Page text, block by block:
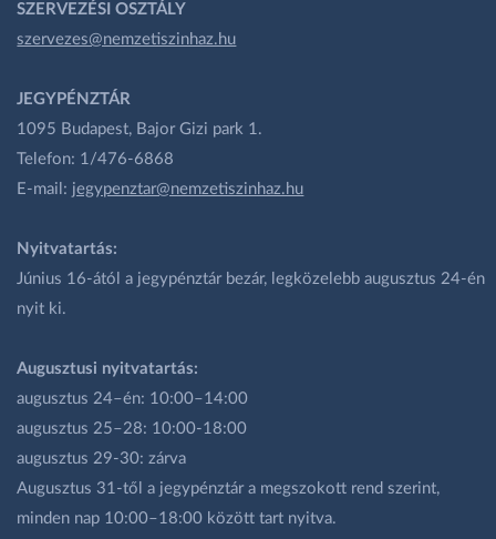
SZERVEZÉSI OSZTÁLY
szervezes@nemzetiszinhaz.hu
JEGYPÉNZTÁR
1095 Budapest, Bajor Gizi park 1.
Telefon: 1/476-6868
E-mail: jegypenztar@nemzetiszinhaz.hu
Nyitvatartás:
Június 16-ától a jegypénztár bezár, legközelebb augusztus 24-én
nyit ki.
Augusztusi nyitvatartás:
augusztus 24–én: 10:00–14:00
augusztus 25–28: 10:00-18:00
augusztus 29-30: zárva
Augusztus 31-től a jegypénztár a megszokott rend szerint,
minden nap 10:00–18:00 között tart nyitva.